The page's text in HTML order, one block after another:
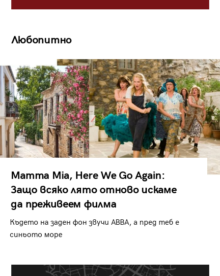
Любопитно
Mamma Mia, Here We Go Again:
Защо всяко лято отново искаме
да преживеем филма
Където на заден фон звучи ABBA, а пред теб е
синьото море